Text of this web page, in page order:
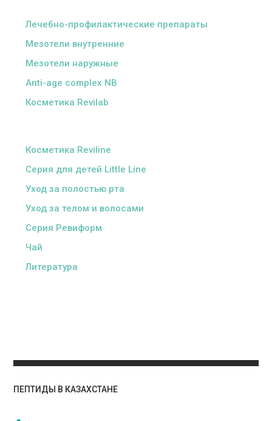
Лечебно-профилактические препараты
Мезотели внутренние
Мезотели наружные
Anti-age complex NB
Косметика Revilab
Косметика Reviline
Серия для детей Little Line
Уход за полостью рта
Уход за телом и волосами
Серия Ревиформ
Чай
Литература
ПЕПТИДЫ В КАЗАХСТАНЕ